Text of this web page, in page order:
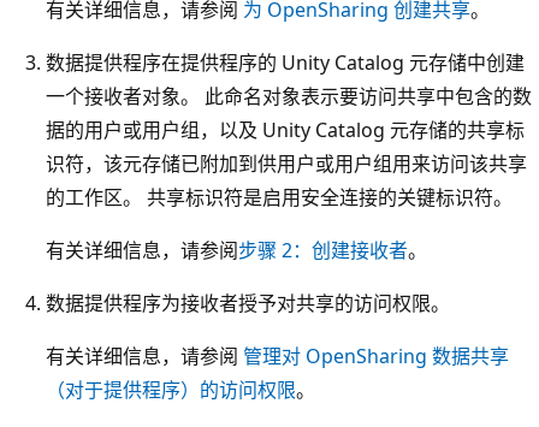
有关详细信息，请参阅 为 OpenSharing 创建共享。
数据提供程序在提供程序的 Unity Catalog 元存储中创建
一个接收者对象。 此命名对象表示要访问共享中包含的数
据的用户或用户组，以及 Unity Catalog 元存储的共享标
识符，该元存储已附加到供用户或用户组用来访问该共享
的工作区。 共享标识符是启用安全连接的关键标识符。
有关详细信息，请参阅步骤 2：创建接收者。
数据提供程序为接收者授予对共享的访问权限。
有关详细信息，请参阅 管理对 OpenSharing 数据共享
（对于提供程序）的访问权限。